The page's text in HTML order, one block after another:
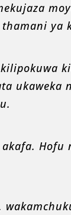
ya
ukaweka
Hofu